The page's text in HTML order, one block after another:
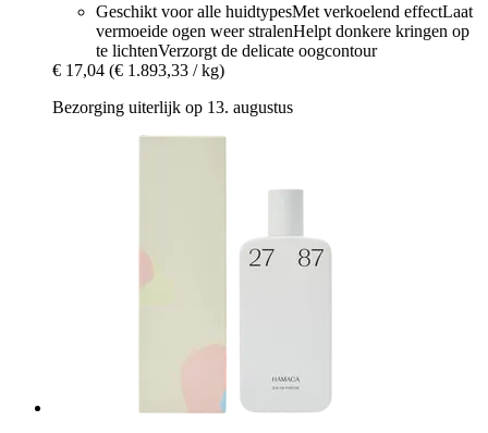
Geschikt voor alle huidtypesMet verkoelend effectLaat
vermoeide ogen weer stralenHelpt donkere kringen op
te lichtenVerzorgt de delicate oogcontour
€ 17,04 (€ 1.893,33 / kg)
Bezorging uiterlijk op 13. augustus